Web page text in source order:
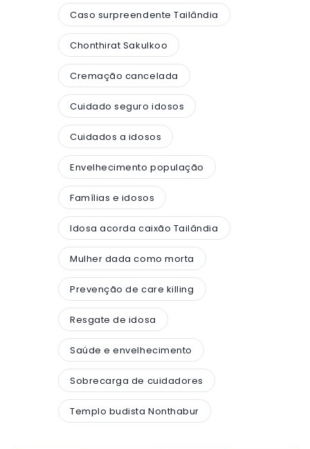
Caso surpreendente Tailândia
Chonthirat Sakulkoo
Cremação cancelada
Cuidado seguro idosos
Cuidados a idosos
Envelhecimento população
Famílias e idosos
Idosa acorda caixão Tailândia
Mulher dada como morta
Prevenção de care killing
Resgate de idosa
Saúde e envelhecimento
Sobrecarga de cuidadores
Templo budista Nonthabur